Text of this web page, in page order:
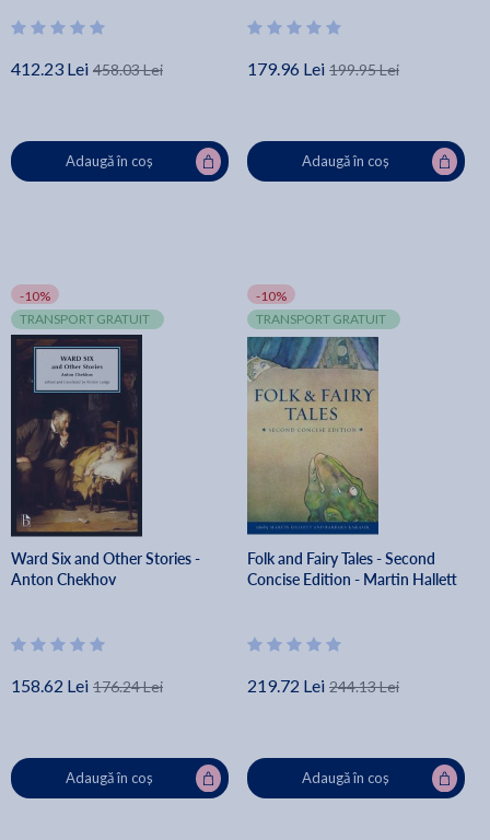
412.23 Lei 458.03 Lei
Adaugă în coș
179.96 Lei 199.95 Lei
Adaugă în coș
-10%
TRANSPORT GRATUIT
Ward Six and Other Stories -
Anton Chekhov
158.62 Lei 176.24 Lei
Adaugă în coș
-10%
TRANSPORT GRATUIT
Folk and Fairy Tales - Second
Concise Edition - Martin Hallett
219.72 Lei 244.13 Lei
Adaugă în coș